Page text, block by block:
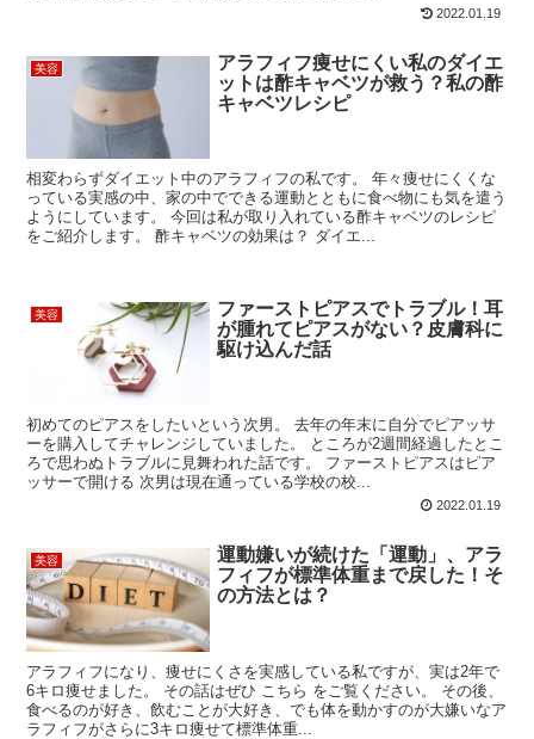
2022.01.19
美容
アラフィフ痩せにくい私のダイエ
ットは酢キャベツが救う？私の酢
キャベツレシピ
相変わらずダイエット中のアラフィフの私です。 年々痩せにくくな
っている実感の中、家の中でできる運動とともに食べ物にも気を遣う
ようにしています。 今回は私が取り入れている酢キャベツのレシピ
をご紹介します。 酢キャベツの効果は？ ダイエ...
美容
ファーストピアスでトラブル！耳
が腫れてピアスがない？皮膚科に
駆け込んだ話
初めてのピアスをしたいという次男。 去年の年末に自分でピアッサ
ーを購入してチャレンジしていました。 ところが2週間経過したとこ
ろで思わぬトラブルに見舞われた話です。 ファーストピアスはピア
ッサーで開ける 次男は現在通っている学校の校...
2022.01.19
美容
運動嫌いが続けた「運動」、アラ
フィフが標準体重まで戻した！そ
の方法とは？
アラフィフになり、痩せにくさを実感している私ですが、実は2年で
6キロ痩せました。 その話はぜひ こちら をご覧ください。 その後、
食べるのが好き、飲むことが大好き、でも体を動かすのが大嫌いなア
ラフィフがさらに3キロ痩せて標準体重...